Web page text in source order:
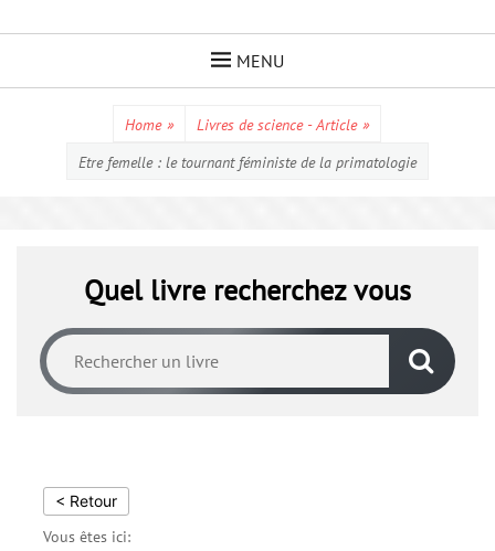
MENU
Home » Livres de science - Article »
Etre femelle : le tournant féministe de la primatologie
Quel livre recherchez vous
< Retour
Vous êtes ici: